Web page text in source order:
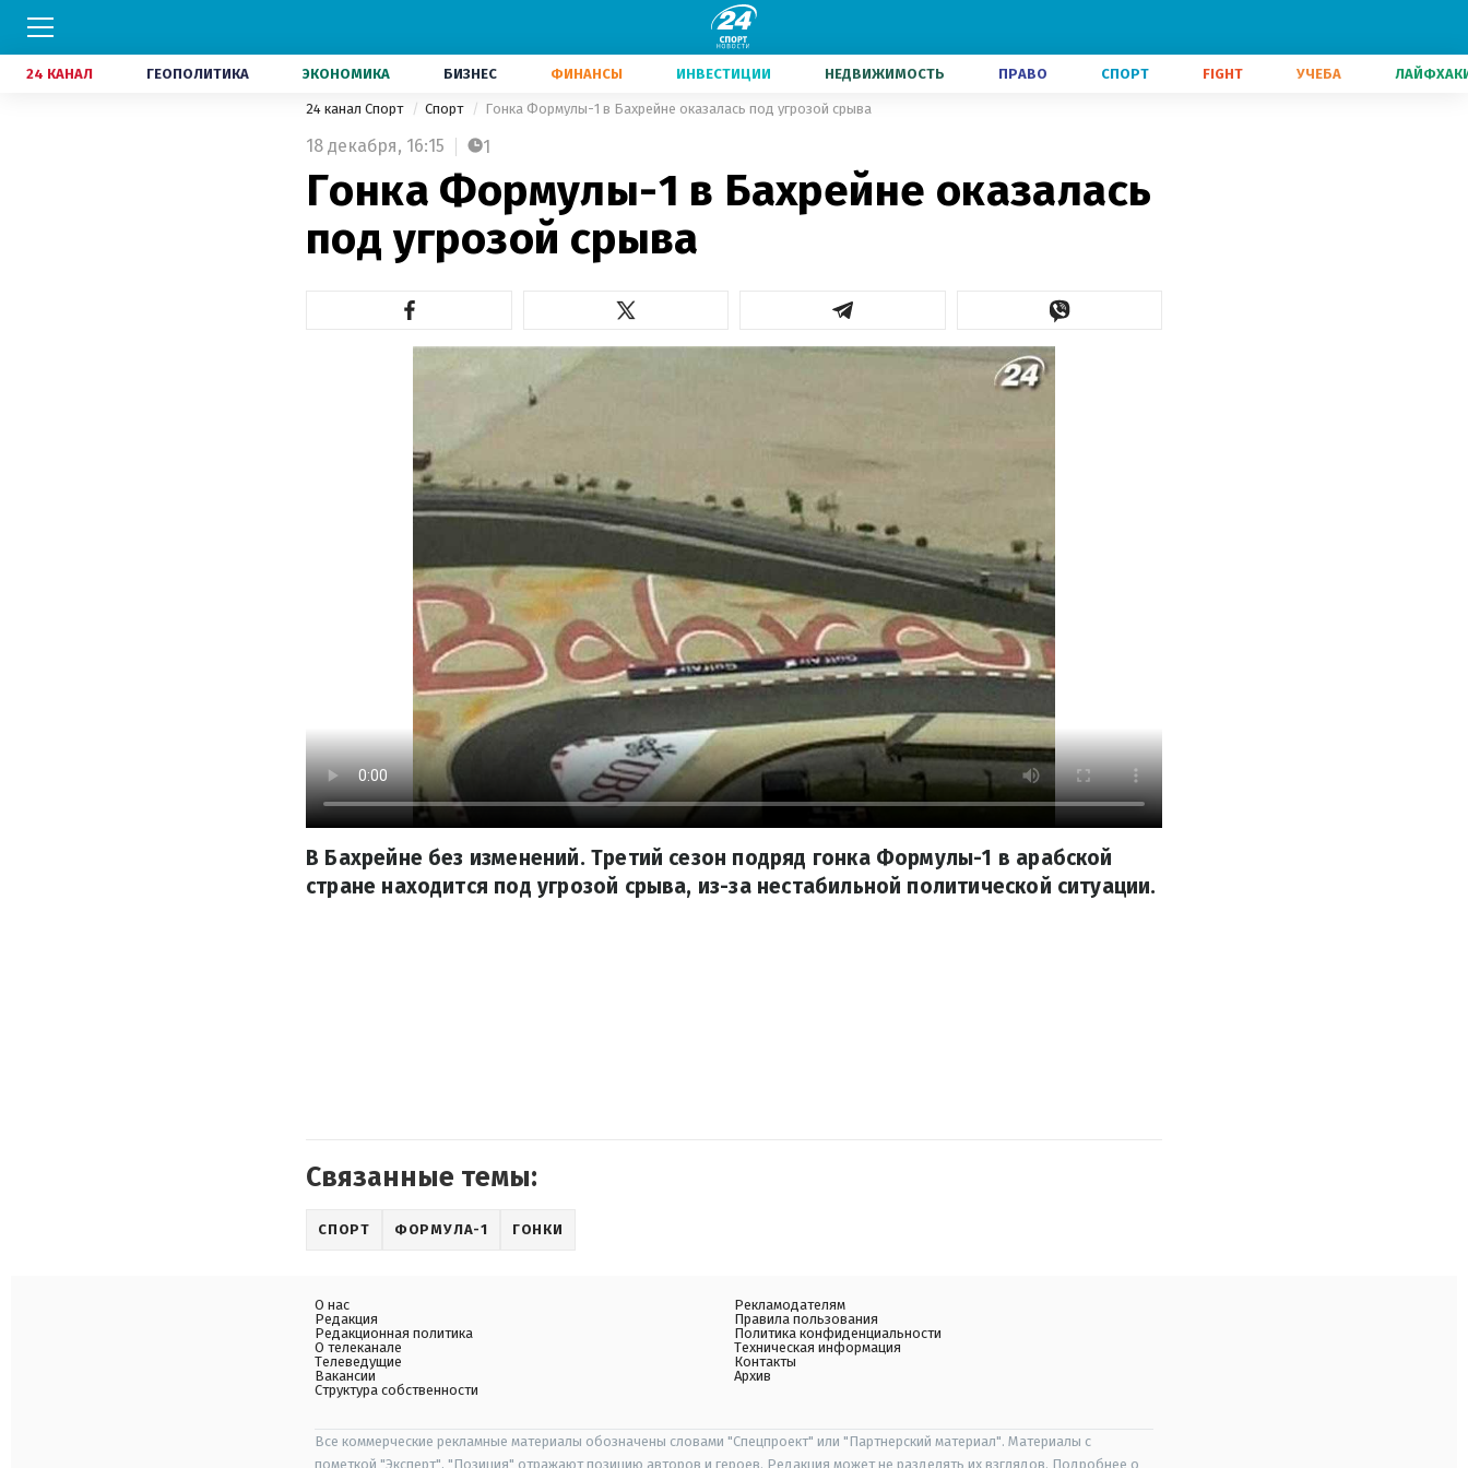
24 КАНАЛ ГЕОПОЛИТИКА ЭКОНОМИКА БИЗНЕС ФИНАНСЫ ИНВЕСТИЦИИ НЕДВИЖИМОСТЬ ПРАВО СПОРТ FIGHT УЧЕБА
24 канал Спорт Спорт Гонка Формулы-1 в Бахрейне оказалась под угрозой срыва
18 декабря, 16:15 1
Гонка Формулы-1 в Бахрейне оказалась
под угрозой срыва
В Бахрейне без изменений. Третий сезон подряд гонка Формулы-1 в арабской
стране находится под угрозой срыва, из-за нестабильной политической ситуации.
Связанные темы:
СПОРТ ФОРМУЛА-1 ГОНКИ
О нас
Редакция
Редакционная политика
О телеканале
Телеведущие
Вакансии
Структура собственности
Рекламодателям
Правила пользования
Политика конфиденциальности
Техническая информация
Контакты
Архив
Все коммерческие рекламные материалы обозначены словами "Спецпроект" или "Партнерский материал". Материалы с
пометкой "Эксперт", "Позиция" отражают позицию авторов и героев. Редакция может не разделять их взглядов. Подробнее о